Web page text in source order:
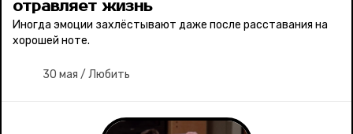
отравляет жизнь
Иногда эмоции захлёстывают даже после расставания на
хорошей ноте.
30 мая / Любить